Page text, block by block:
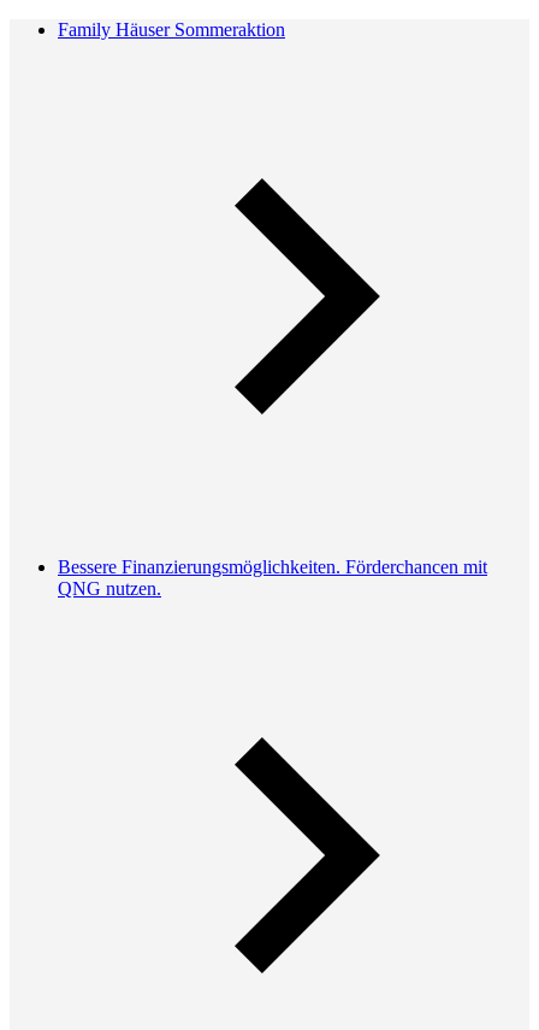
Family Häuser Sommeraktion
Bessere Finanzierungsmöglichkeiten. Förderchancen mit
QNG nutzen.